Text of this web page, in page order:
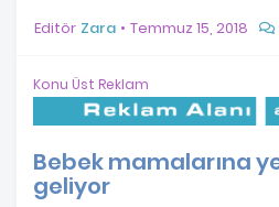
Editör Zara Temmuz 15, 2018
Konu Üst Reklam
Bebek mamalarına
geliyor